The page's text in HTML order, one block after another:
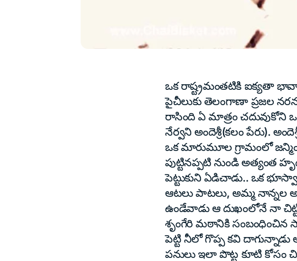
ఒక రాష్ట్రమంతటికి ఐక్యతా
పైచీలుకు తెలంగాణా ప్రజల
రాసింది ఏ మాత్రం చదువుకోని
నేర్వని అందెశ్రీ(కలం పేరు).
ఒక మారుమూల గ్రామంలో
పుట్టినప్పటి నుండి అత్యంత
పెట్టుకుని ఏడిచాడు.. ఒక
ఆటలు పాటలు, అమ్మ నాన్నల
ఉండేవాడు ఆ దుఖంలోనే నా
శృంగేరి మఠానికి సంబంధించిన
పెట్టి నీలో గొప్ప కవి
పనులు ఇలా పొట్ట కూటి కోసం